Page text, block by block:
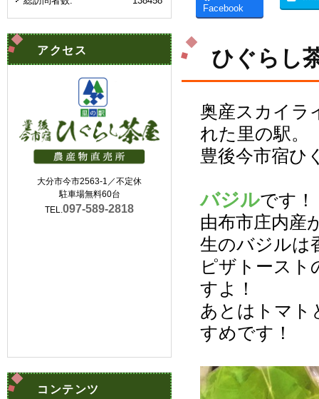
Facebook
ひぐらし
奥産スカイラ
れた里の駅。
豊後今市宿ひ
バジルです！
由布市庄内産
生のバジルは
ピザトースト
すよ！
あとはトマト
すめです！
アクセス
大分市今市2563-1／不定休
駐車場無料60台
TEL.097-589-2818
コンテンツ